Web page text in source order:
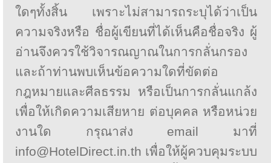
ใดๆทั้งสิ้น เพราะไม่สามารถระบุได้ว่าเป็น
ความจริงหรือ ชื่อผู้เขียนที่ได้เห็นคือชื่อจริง ผู้
อ่านจึงควรใช้วิจารณญาณในการกลั่นกรอง
และถ้าท่านพบเห็นข้อความใดที่ขัดต่อ
กฎหมายและศีลธรรม หรือเป็นการกลั่นแกล้ง
เพื่อให้เกิดความเสียหาย ต่อบุคคล หรือหน่วย
งานใด กรุณาส่ง email มาที่
info@HotelDirect.in.th เพื่อให้ผู้ควบคุมระบบ